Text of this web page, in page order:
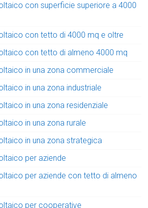
con superficie superiore a 4000
con tetto di 4000 mq e oltre
con tetto di almeno 4000 mq
in una zona commerciale
in una zona industriale
in una zona residenziale
in una zona rurale
in una zona strategica
per aziende
per aziende con tetto di almeno
per cooperative